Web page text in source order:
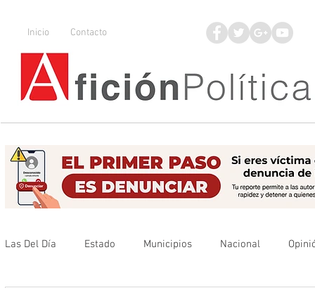
Inicio Contacto
Las Del Día Estado Municipios Nacional